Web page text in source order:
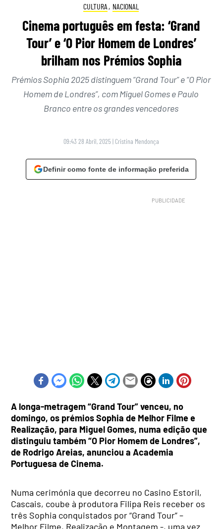
CULTURA , NACIONAL
Cinema português em festa: ‘Grand
Tour’ e ‘O Pior Homem de Londres’
brilham nos Prémios Sophia
Prémios Sophia 2025 distinguem “Grand Tour” e “O Pior
Homem de Londres”, com Miguel Gomes e Paulo
Branco entre os grandes vencedores
09:43 28 Abril, 2025 | Cristina Mendonça
Definir como fonte de informação preferida
A longa-metragem “Grand Tour” venceu, no
domingo, os prémios Sophia de Melhor Filme e
Realização, para Miguel Gomes, numa edição que
distinguiu também “O Pior Homem de Londres”,
de Rodrigo Areias, anunciou a Academia
Portuguesa de Cinema.
Numa cerimónia que decorreu no Casino Estoril,
Cascais, coube à produtora Filipa Reis receber os
três Sophia conquistados por “Grand Tour” –
Melhor Filme, Realização e Montagem -, uma vez